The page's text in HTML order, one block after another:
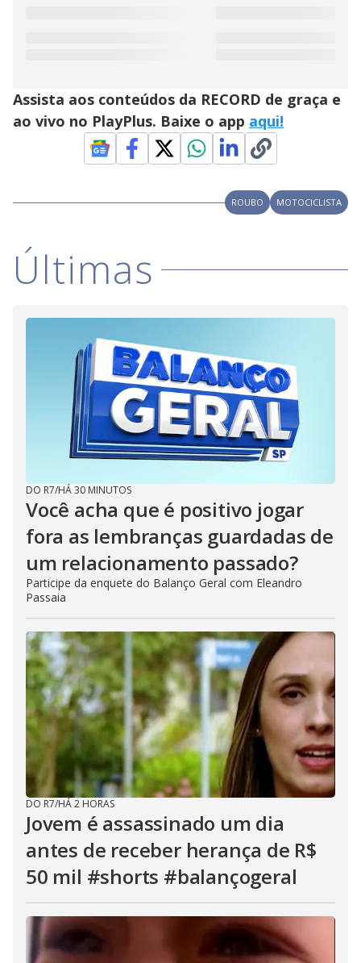
Assista aos conteúdos da RECORD de graça e
ao vivo no PlayPlus. Baixe o app aqui!
ROUBO MOTOCICLISTA
Últimas
DO R7/HÁ 30 MINUTOS
Você acha que é positivo jogar
fora as lembranças guardadas de
um relacionamento passado?
Participe da enquete do Balanço Geral com Eleandro
Passaia
DO R7/HÁ 2 HORAS
Jovem é assassinado um dia
antes de receber herança de R$
50 mil #shorts #balançogeral